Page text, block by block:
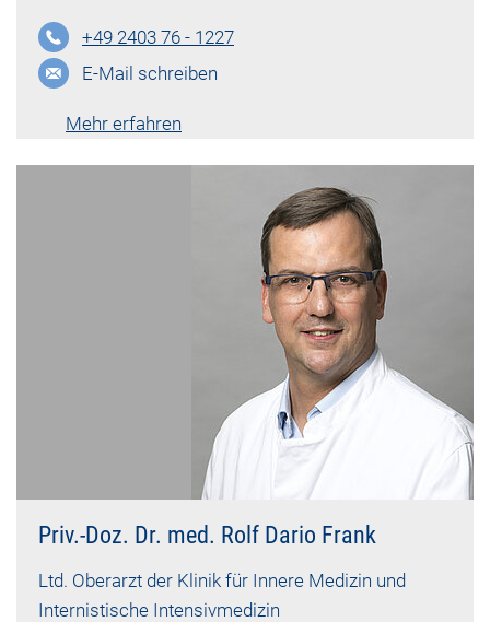
+49 2403 76 - 1227
E-Mail schreiben
Mehr erfahren
Lebenslauf vk-1164
Priv.-Doz. Dr. med. Rolf Dario Frank
Ltd. Oberarzt der Klinik für Innere Medizin und
Internistische Intensivmedizin